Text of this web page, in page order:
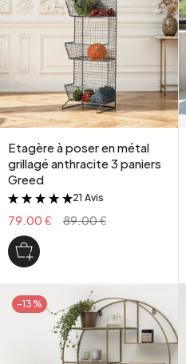
Etagère à poser en métal
grillagé anthracite 3 paniers
Greed
&
21 Avis
79.00 € 89.00 €
-13%